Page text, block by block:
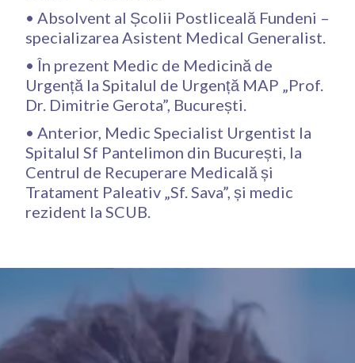
• Absolvent al Școlii Postliceală Fundeni –
specializarea Asistent Medical Generalist.
• În prezent Medic de Medicină de
Urgență la Spitalul de Urgență MAP „Prof.
Dr. Dimitrie Gerota”, București.
• Anterior, Medic Specialist Urgentist la
Spitalul Sf Pantelimon din București, la
Centrul de Recuperare Medicală și
Tratament Paleativ „Sf. Sava”, și medic
rezident la SCUB.